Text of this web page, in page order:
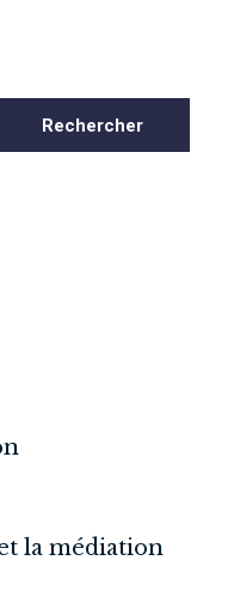
Rechercher
la médiation